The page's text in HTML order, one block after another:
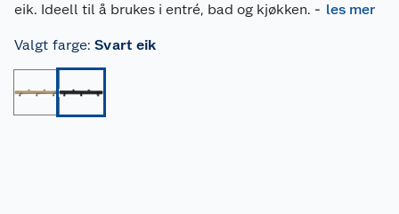
eik. Ideell til å brukes i entré, bad og kjøkken. - les mer
Valgt farge: Svart eik